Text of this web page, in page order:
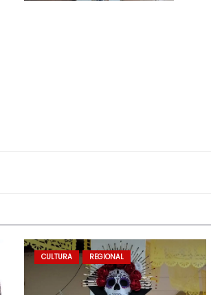
CULTURA REGIONAL